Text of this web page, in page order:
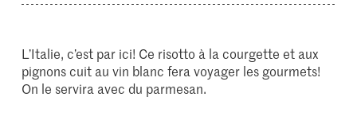
L’Italie, c’est par ici! Ce risotto à la courgette et aux
pignons cuit au vin blanc fera voyager les gourmets!
On le servira avec du parmesan.